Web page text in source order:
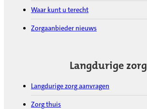
Waar kunt u terecht
Zorgaanbieder nieuws
Langdurige zorg
Langdurige zorg aanvragen
Zorg thuis